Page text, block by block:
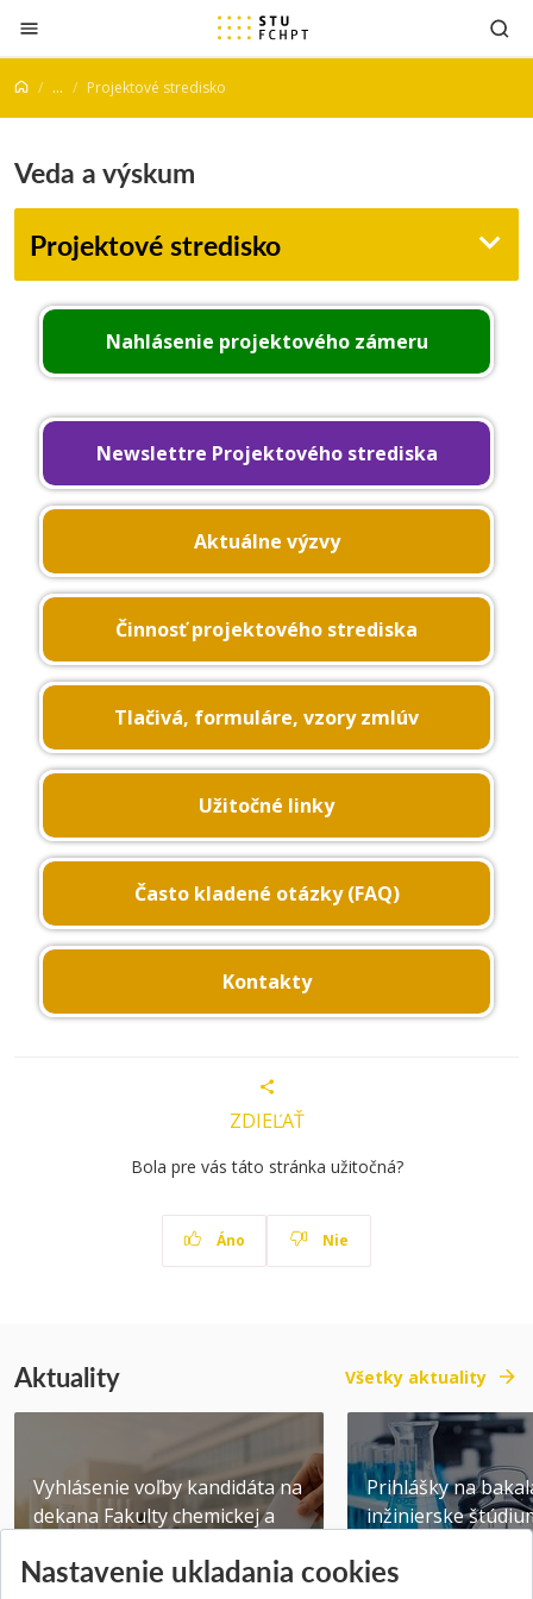
Prejsť na obsah
... Projektové stredisko
Veda a výskum
Projektové stredisko
Nahlásenie projektového zámeru
Newslettre Projektového strediska
Aktuálne výzvy
Činnosť projektového strediska
Tlačivá, formuláre, vzory zmlúv
Užitočné linky
Často kladené otázky (FAQ)
Kontakty
ZDIEĽAŤ
Bola pre vás táto stránka užitočná?
Áno Nie
Aktuality Všetky aktuality
Vyhlásenie voľby kandidáta na
dekana Fakulty chemickej a
Publikované 31.07.2026
Prihlášky na
inžinierske
Publikované
Nastavenie ukladania cookies